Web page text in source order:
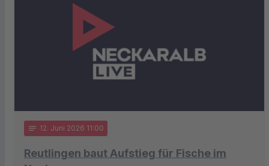
notes 12. Juni 2026 11:00
Reutlingen baut Aufstieg für Fische im